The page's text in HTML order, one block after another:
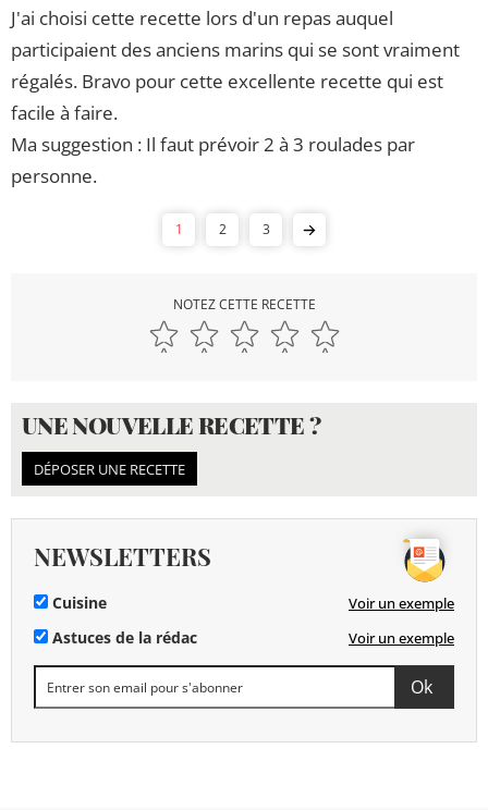
J'ai choisi cette recette lors d'un repas auquel
participaient des anciens marins qui se sont vraiment
régalés. Bravo pour cette excellente recette qui est
facile à faire.
Ma suggestion : Il faut prévoir 2 à 3 roulades par
personne.
1 2 3
NOTEZ CETTE RECETTE
UNE NOUVELLE RECETTE ?
DÉPOSER UNE RECETTE
NEWSLETTERS
Cuisine Voir un exemple
Astuces de la rédac Voir un exemple